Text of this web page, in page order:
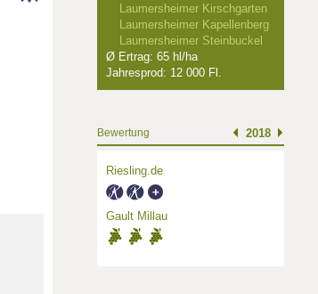
Laumersheimer Kirschgarten
Laumersheimer Kapellenberg
Laumersheimer Steinbuckel
Ø Ertrag: 65 hl/ha
Jahresprod: 12 000 Fl.
Bewertung 2018
Riesling.de
Gault Millau